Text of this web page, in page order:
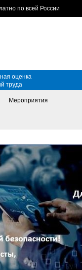
по всей России
оценка
труда
Мероприятия